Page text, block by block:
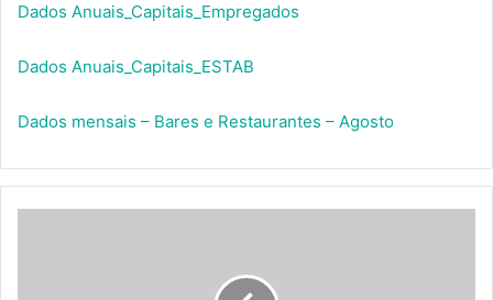
Dados Anuais_Capitais_Empregados
Dados Anuais_Capitais_ESTAB
Dados mensais – Bares e Restaurantes – Agosto